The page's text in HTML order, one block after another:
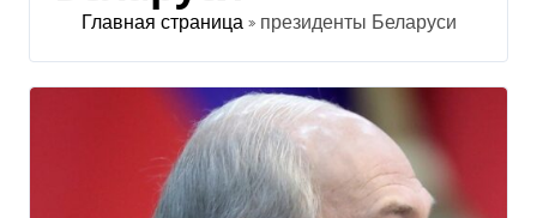
Главная страница» президенты Беларуси